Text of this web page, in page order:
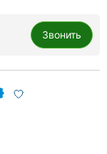
Звонить